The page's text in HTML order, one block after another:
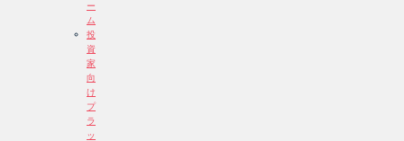
ー
ム
投
資
家
向
け
プ
ラ
ッ